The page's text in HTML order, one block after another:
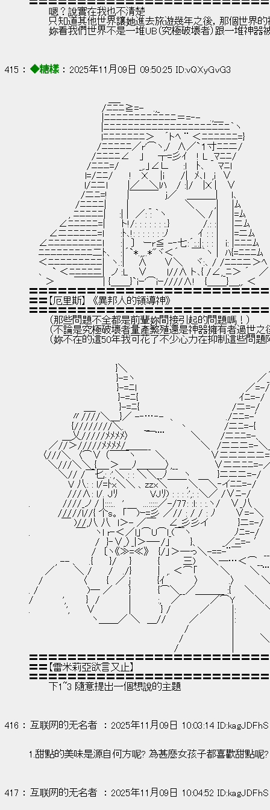
〓〓〓〓〓〓〓〓〓〓〓〓〓〓〓〓〓〓〓〓〓〓〓〓
嗯？說實在我也不清楚
只知道其他世界讓她進去旅遊幾年之後，那個世界的
妳看我們世界不是一堆UB（究極破壞者）跟一堆神器
415 ： ◆糖樣 ： 2025年11月09日 09:50:25 ID:vQXyGvG3
/ﾆﾆﾆ≧=-　 .,_
|ﾆﾆﾆﾆﾆﾆﾆﾆﾆﾆﾆﾆ＝=‐-　 .,＿
|ﾆﾆﾆﾆﾆﾆﾆﾆﾆﾆﾆﾆﾆﾆﾆﾆﾆﾆﾆﾆﾆ｀ヽ
lﾆﾆﾆﾆﾆﾆﾆ＞　 ´トﾍ ¨ ＜ﾆﾆﾆﾆﾆﾆ=}
/ﾆﾆﾆﾆﾆ／r'⌒ヽ,/　∧／`１寸ﾆﾆニ/
/ﾆﾆﾆﾆ∠　 」　　┬=彡ｲ　 ! L _ﾏﾆﾆ/
/ﾆﾆﾆ=/　　　_,.」∠∟　　:l　 ﾄ､　　ﾏﾆl
l=/ﾆﾆ/　　 !　 Ｘ 　 |i　　 /|　ﾒ､l　,i　∨
l/ﾆニl　　　|／　 ＼lﾊ　 / :|/　 |Ｘ |　 ∨
/ニﾆ=!　 　 |￣￣￣　j／　 ＿＿＿|　　l､
/ﾆﾆﾆﾆ|　　　|　　　_　　　　　＼　　　,|　　|ﾑ
, ﾆﾆﾆﾆﾆ|　　:| |　／: : ｀ヽ　 　 　 ＼ / |　　|=ﾑ
∠ﾆﾆﾆﾆﾆ=|　　 ト!/: : : : : : :.}　　　　　/.: :|　　|ニﾑ
∠ニﾆﾆﾆﾆﾆ=l　　 :ﾄ､!: : : : : : :ﾉ　　　　 ｲ : : |　　|=ニﾑ
∠ﾆﾆﾆﾆﾆﾆﾆﾆﾆl　　 :|　〕　ーr≦ -‐七:´:.:|: : : |　i: |ﾆﾆﾆﾑ
ﾆﾆﾆﾆﾆﾆﾆﾆﾆ二ﾄ､　 :|´`*.,,..*"ヾ＜´ 　 ￣｀ヽ |　ﾊ{=ﾆﾆﾆﾑ
＜ﾆﾆﾆﾆﾆﾆﾆﾆﾆ|　ヽ.:|　　∧　　 ∨＼ 　 ヾ:､ / /ﾆﾆﾆニ＞ﾍ
､　 ` ＜ﾆﾆﾆﾆニ|　ノ :L　 ∨　 　 l//∧ ト､{ /∠,_ﾆ＞ ´　 ／
＞　 　 ￣￣￣| {＿＿}`iｰ'⌒iｰ////∧!　 {＿＿}＿,,. ＜
〓〓〓〓〓〓〓〓〓〓〓〓〓〓〓〓〓〓〓〓〓〓〓〓
〓〓【厄里斯】　《異邦人的領導神》
〓〓〓〓〓〓〓〓〓〓〓〓〓〓〓〓〓〓〓〓〓〓〓〓
（那些問題不全都是前輩妳間接引起的問題嗎！）
（不論是究極破壞者量產繁殖還是神器擁有者過世之
（妳不在的這50年我可花了不少心力在抑制這些問題
}＼　　　　　　　　　　　　　　　 　 　 　 　
}-=ヽ　　　　　　　　　　　　　　 　 　 　／
}-=ﾆl　　　　　　　　　　　　　　　　 ／=-/
}-=ﾆ{　　　　　　 　 　 　 　 　 　 ｲﾆ=-/
＿_　　　 }-=ﾆ{　　　　　　　　　　　　 　 /ニ=-/
〃////＼＿}／ -‐…‐-　、　　　　 　 　 ./ﾆﾆ=-′
{////////＼.　　　__　 　 　 丶　　 　 　 /ニﾆ=-{
＿乂/////ﾒﾒﾒﾒ〉　　 ￣¨¨　　 　 ＼　　　/ニﾆﾆ=-、
／//＞/////ﾒﾒﾒﾒ/＿＿__　　　　　　　 ＼　/ニニニ=-＼
〈///＼　〈⌒∨ （￣￣ヽ　 　 ＼　　 　 　 　 ∨ニニニニニ
＼///＼＼_{＿_＞＿_ﾉ＿＿＿〉,__　　 　 　 ∨ニニﾆﾆ=-
＼// /￣匕: :',＼ : : ＼＼__ﾉ　　 ヽ　　　　}ニニニ=-/
V 八: : l/=ﾄx＼＼ 、zzx＼￣￣,＼￣＼‐イﾆﾆ=-/
///∧: l/. Jﾘ 　 　 　 VJﾘ) : : : :',: :＼／ /∨ﾆ-/
. 　 　 　 ////_ノ / |::::..　'　 　 ...:::::／-/77: :l: : :.ヽ/　 ∨_八
/////l//{ 个s。 「￣)ｰ=彡 ／// : / / : ﾉ　 　 ∨=-＼
￣ )//,八 八　l＞- ／￣ 　 ∠_彡彡イ　　　　 }ニ=-/
.　　 　 　 　 ￣　 ヽl r‐＜／l」⌒U⌒l_(￣ヽ　　　　　　 ﾉﾆ=-/
/　}‐∨_〉_|＞―‐/」　　　}、　　 　_／ﾆ=- ′
/　〔ヽ《≫=≪》　 {/」＞―っ＼-==-¨￣ 　　　__
, -- 、　 .{　　 }/ 　 }　　 　 {　　　 三)　　＼―…＜⌒__
／　　　＼ /　　 / 　./}　　 　 |　,. ＜⌒「　　　 ＼　　　＼
/　　　　 　 〈 　　 {　／ j　　　　{ｲ　　　　 〉　　　　 .〉　　 　
. /　　　　 　 　 )― ／　　 }　　　　{⌒＼__／＿＿＿ :{　　＼
/　 　 　 ',　　　}　/　 　 　 |　　　　:,　 ／　　　　 ／⌒Y　　　＼
.　　 　 　 ',　　 ∨　　　　　|　　　　 } /　 　 　 ／ 　 　 |:　 　 　
ヽ＿＿／ ＼　＿//　　　 ／　　　　　|:　　　　
/　　　　　　 |
/　 　 　 　 　 |　　 　 ＼
/　　　　　　　　|　　　　　
〓〓〓〓〓〓〓〓〓〓〓〓〓〓〓〓〓〓〓〓〓〓〓〓
〓〓【雷米莉亞欲言又止】
〓〓〓〓〓〓〓〓〓〓〓〓〓〓〓〓〓〓〓〓〓〓〓〓
下1~3 隨意提出一個想說的主題
416 ： 互联网的无名者  ： 2025年11月09日 10:03:14 ID:kagJDFhS
1.甜點的美味是源自何方呢? 為甚麼女孩子都喜歡甜點呢
417 ： 互联网的无名者  ： 2025年11月09日 10:04:52 ID:kagJDFhS